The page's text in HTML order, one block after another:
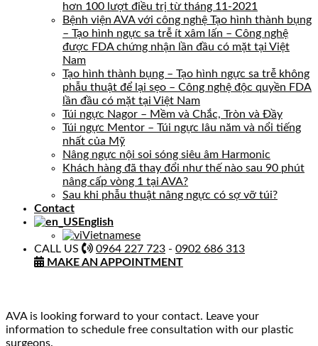
hơn 100 lượt điều trị từ tháng 11-2021
Bệnh viện AVA với công nghệ Tạo hình thành bụng
– Tạo hình ngực sa trễ ít xâm lấn – Công nghệ
được FDA chứng nhận lần đầu có mặt tại Việt
Nam
Tạo hình thành bụng – Tạo hình ngực sa trễ không
phẫu thuật để lại sẹo – Công nghệ độc quyền FDA
lần đầu có mặt tại Việt Nam
Túi ngực Nagor – Mềm và Chắc, Tròn và Đầy
Túi ngực Mentor – Túi ngực lâu năm và nổi tiếng
nhất của Mỹ
Nâng ngực nội soi sóng siêu âm Harmonic
Khách hàng đã thay đổi như thế nào sau 90 phút
nâng cấp vòng 1 tại AVA?
Sau khi phẫu thuật nâng ngực có sợ vỡ túi?
Contact
English
Vietnamese
CALL US
0964 227 723 - 0902 686 313
MAKE AN APPOINTMENT
AVA is looking forward to your contact. Leave your
information to schedule free consultation with our plastic
surgeons.